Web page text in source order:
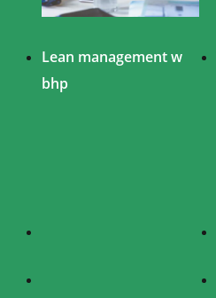
Lean management w
bhp